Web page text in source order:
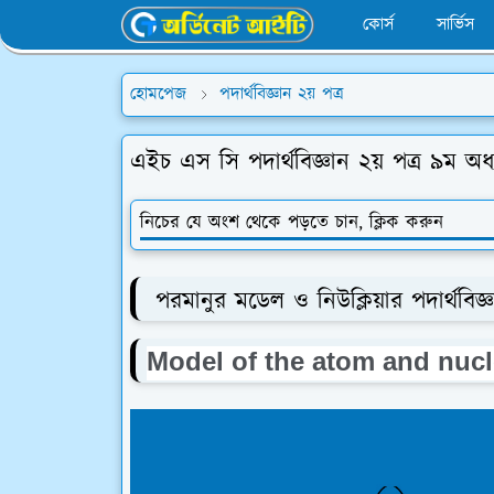
কোর্স সার্ভিস
হোমপেজ পদার্থবিজ্ঞান ২য় পত্র
এইচ এস সি পদার্থবিজ্ঞান ২য় পত্র ৯ম
নিচের যে অংশ থেকে পড়তে চান, ক্লিক করুন
পরমানুর মডেল ও নিউক্লিয়ার
Model of the atom and